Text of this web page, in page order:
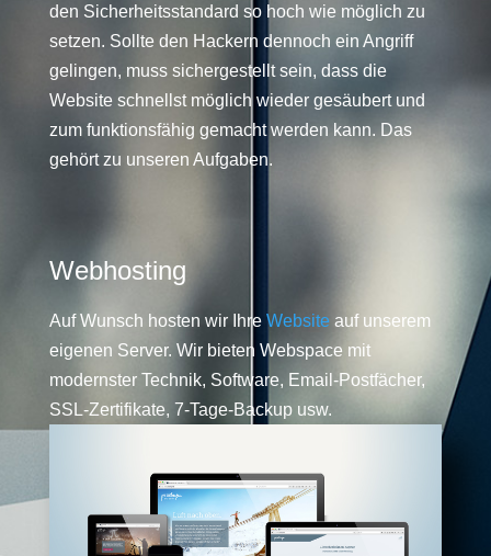
den Sicherheitsstandard so hoch wie möglich zu
setzen. Sollte den Hackern dennoch ein Angriff
gelingen, muss sichergestellt sein, dass die
Website schnellst möglich wieder gesäubert und
zum funktionsfähig gemacht werden kann. Das
gehört zu unseren Aufgaben.
Webhosting
Auf Wunsch hosten wir Ihre Website auf unserem
eigenen Server. Wir bieten Webspace mit
modernster Technik, Software, Email-Postfächer,
SSL-Zertifikate, 7-Tage-Backup usw.